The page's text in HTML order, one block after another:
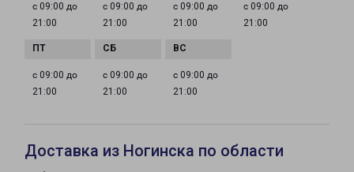
с 09:00 до
21:00
с 09:00 до
21:00
с 09:00 до
21:00
с 09:00 до
21:00
с 09:00 до
21:00
с 09:00 до
21:00
с 09:00 до
21:00
Доставка из Ногинска по области